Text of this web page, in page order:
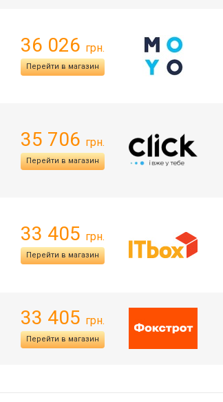
36 026 грн.
Перейти в магазин
35 706 грн.
Перейти в магазин
33 405 грн.
Перейти в магазин
33 405 грн.
Перейти в магазин